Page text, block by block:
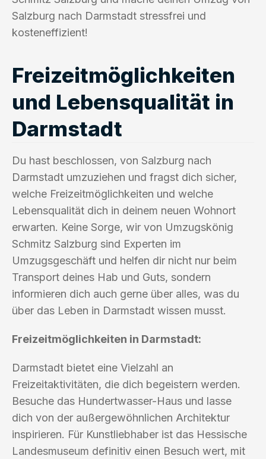
Salzburg nach Darmstadt stressfrei und
kosteneffizient!
Freizeitmöglichkeiten
und Lebensqualität in
Darmstadt
Du hast beschlossen, von Salzburg nach
Darmstadt umzuziehen und fragst dich sicher,
welche Freizeitmöglichkeiten und welche
Lebensqualität dich in deinem neuen Wohnort
erwarten. Keine Sorge, wir von Umzugskönig
Schmitz Salzburg sind Experten im
Umzugsgeschäft und helfen dir nicht nur beim
Transport deines Hab und Guts, sondern
informieren dich auch gerne über alles, was du
über das Leben in Darmstadt wissen musst.
Freizeitmöglichkeiten in Darmstadt:
Darmstadt bietet eine Vielzahl an
Freizeitaktivitäten, die dich begeistern werden.
Besuche das Hundertwasser-Haus und lasse
dich von der außergewöhnlichen Architektur
inspirieren. Für Kunstliebhaber ist das Hessische
Landesmuseum definitiv einen Besuch wert, mit